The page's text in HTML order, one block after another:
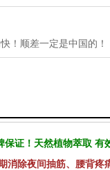
！顺差一定是中国的！
保证！天然植物萃取 有
消除夜间抽筋、腰背疼